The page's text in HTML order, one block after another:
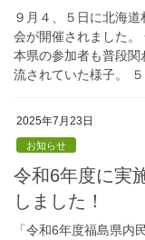
９月４、５日に北海
会が開催されました。
本県の参加者も普段
流されていた様子。
2025年7月23日
お知らせ
令和6年度に実
しました！
「令和6年度福島県内